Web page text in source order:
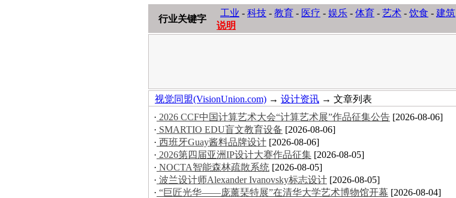
行业关键字
工业 - 科技 - 教育 - 医疗 - 娱乐 - 体育 - 艺术 - 饮食 - 建筑
说明
视觉同盟(VisionUnion.com) → 设计资讯 → 文章列表
· 2026 CCF中国计算艺术大会“计算艺术展”作品征集公告 [2026-08-06]
· SMARTIO EDU盲文教育设备 [2026-08-06]
· 西班牙Guay酱料品牌设计 [2026-08-06]
· 2026第四届亚洲IP设计大赛作品征集 [2026-08-05]
· NOCTA智能森林疏散系统 [2026-08-05]
· 波兰设计师Alexander Ivanovsky标志设计 [2026-08-05]
· “巨匠光华——庞薰琹特展”在清华大学艺术博物馆开幕 [2026-08-04]